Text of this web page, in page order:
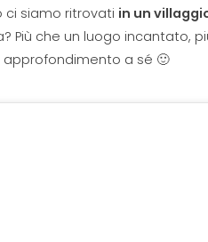
ci siamo ritrovati in un
Più che un luogo incantato,
a sé 🙂